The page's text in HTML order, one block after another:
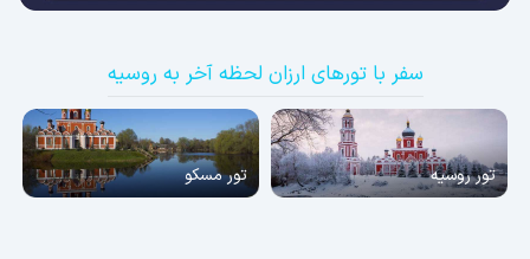
سفر با تورهای ارزان لحظه آخر به روسیه
تور روسیه تور مسکو